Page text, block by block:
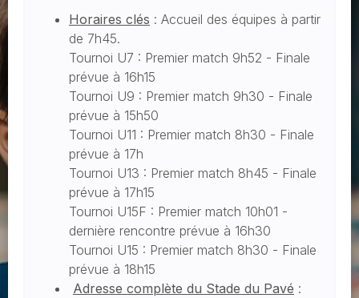
Horaires clés : Accueil des équipes à partir
de 7h45.
Tournoi U7 : Premier match 9h52 - Finale
prévue à 16h15
Tournoi U9 : Premier match 9h30 - Finale
prévue à 15h50
Tournoi U11 : Premier match 8h30 - Finale
prévue à 17h
Tournoi U13 : Premier match 8h45 - Finale
prévue à 17h15
Tournoi U15F : Premier match 10h01 -
dernière rencontre prévue à 16h30
Tournoi U15 : Premier match 8h30 - Finale
prévue à 18h15
Adresse complète du Stade du Pavé :